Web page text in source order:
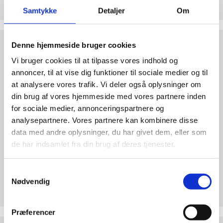
Samtykke Detaljer Om
Denne hjemmeside bruger cookies
Vi bruger cookies til at tilpasse vores indhold og
annoncer, til at vise dig funktioner til sociale medier og til
at analysere vores trafik. Vi deler også oplysninger om
din brug af vores hjemmeside med vores partnere inden
for sociale medier, annonceringspartnere og
analysepartnere. Vores partnere kan kombinere disse
data med andre oplysninger, du har givet dem, eller som
de har indsamlet fra din brug af deres tjenester.
Nødvendig
Præferencer
abort
Pro
internationalt
Nyhedsbrev
3.0:
Nyheder
4.0:
Webshop
Hjertelig tak for ethvert bidrag til Retten til Liv
Test
dine
argumenter
Hvorfor er abort forkert? Find overbevisende